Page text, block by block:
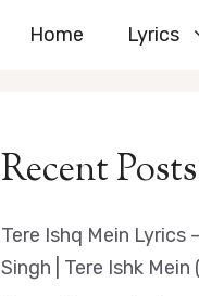
Home Lyrics
Recent Posts
Tere Ishq Mein Lyrics
Singh | Tere Ishk